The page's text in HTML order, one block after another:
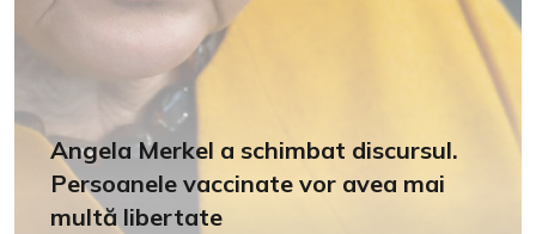
Angela Merkel a schimbat discursul.
Persoanele vaccinate vor avea mai
multă libertate